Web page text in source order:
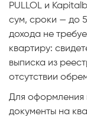
PULLOL и
сум, сроки — до
дохода не
квартиру:
выписка из
отсутствии
Для оформления
документы на